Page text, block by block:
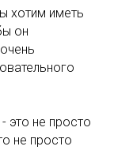
хотим иметь
он
это не просто
не просто